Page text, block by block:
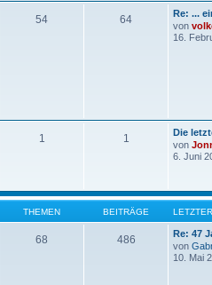
54 64
Re: ...
von
16.
1 1
Die
von
6. Juni
THEMEN BEITRÄGE
68 486
Re: 47
von
10. Mai